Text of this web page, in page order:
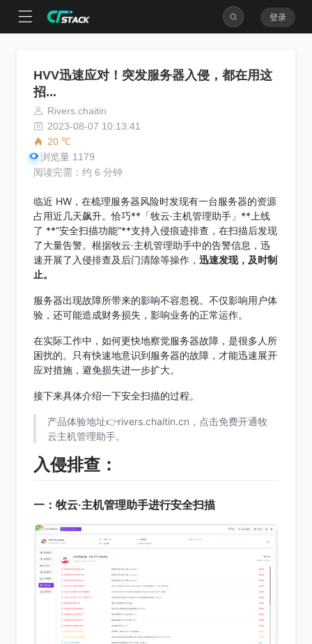
登录
HVV迅速应对！突发服务器入侵，都在用这
招...
Rivers.chaitin
2023-08-07 10:13:41
20 ℃
浏览量 1179
阅读完需：约 6 分钟
临近 HW，在梳理服务器风险时发现有一台服务器的资源
占用近几天飙升。恰巧**「牧云·主机管理助手」**上线
了 **“安全扫描功能”**支持入侵痕迹排查，在扫描后发现
了大量告警。根据牧云·主机管理助手中的告警信息，迅
速开展了入侵排查及后门清除等操作， 迅速发现，及时制
止。
服务器出现故障所带来的影响不容忽视。不仅影响用户体
验，还可能造成财务损失，影响业务的正常运作。
在实际工作中，如何更快地察觉服务器故障，是很多人所
困扰的。只有快速地意识到服务器的故障，才能迅速展开
应对措施，避免损失进一步扩大。
接下来具体介绍一下安全扫描的过程。
产品体验地址👉rivers.chaitin.cn，点击免费开通牧
云主机管理助手。
入侵排查：
一：牧云·主机管理助手进行安全扫描